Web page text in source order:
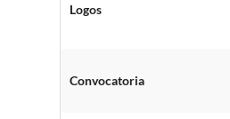
Logos
Convocatoria